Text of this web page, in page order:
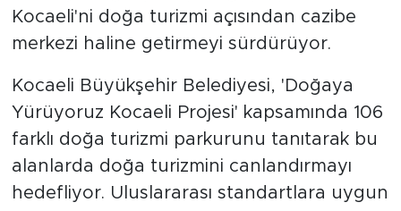
Kocaeli'ni doğa turizmi açısından cazibe
merkezi haline getirmeyi sürdürüyor.
Kocaeli Büyükşehir Belediyesi, 'Doğaya
Yürüyoruz Kocaeli Projesi' kapsamında 106
farklı doğa turizmi parkurunu tanıtarak bu
alanlarda doğa turizmini canlandırmayı
hedefliyor. Uluslararası standartlara uygun